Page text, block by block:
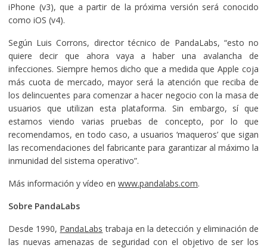
iPhone (v3), que a partir de la próxima versión será conocido
como iOS (v4).
Según Luis Corrons, director técnico de PandaLabs, “esto no
quiere decir que ahora vaya a haber una avalancha de
infecciones. Siempre hemos dicho que a medida que Apple coja
más cuota de mercado, mayor será la atención que reciba de
los delincuentes para comenzar a hacer negocio con la masa de
usuarios que utilizan esta plataforma. Sin embargo, sí que
estamos viendo varias pruebas de concepto, por lo que
recomendamos, en todo caso, a usuarios ‘maqueros’ que sigan
las recomendaciones del fabricante para garantizar al máximo la
inmunidad del sistema operativo”.
Más información y vídeo en www.pandalabs.com.
Sobre PandaLabs
Desde 1990, PandaLabs trabaja en la detección y eliminación de
las nuevas amenazas de seguridad con el objetivo de ser los